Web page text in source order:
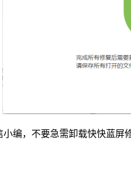
编，不要急需卸载快快蓝